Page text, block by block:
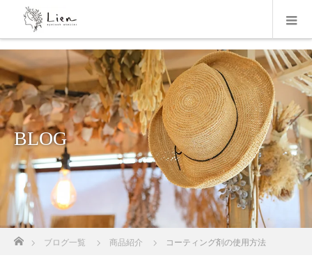
BLOG
ブログ一覧 商品紹介 コーティング剤の使用方法